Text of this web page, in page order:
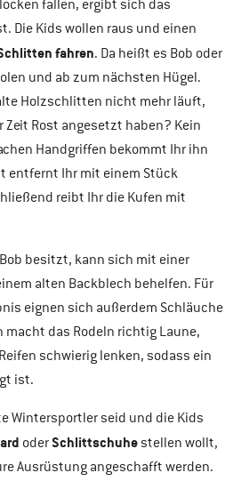
fallen, ergibt sich das
Die Kids wollen raus und einen
fahren. Da heißt es Bob oder
und ab zum nächsten Hügel.
Holzschlitten nicht mehr läuft,
Zeit Rost angesetzt haben? Kein
Handgriffen bekommt Ihr ihn
entfernt Ihr mit einem Stück
reibt Ihr die Kufen mit
besitzt, kann sich mit einer
alten Backblech behelfen. Für
eignen sich außerdem Schläuche
macht das Rodeln richtig Laune,
schwierig lenken, sodass ein
ist.
Wintersportler seid und die Kids
oderSchlittschuhestellen wollt,
Ausrüstung angeschafft werden.